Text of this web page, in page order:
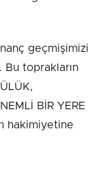
geçmişimizi
Bu toprakların
BİR YERE
hakimiyetine